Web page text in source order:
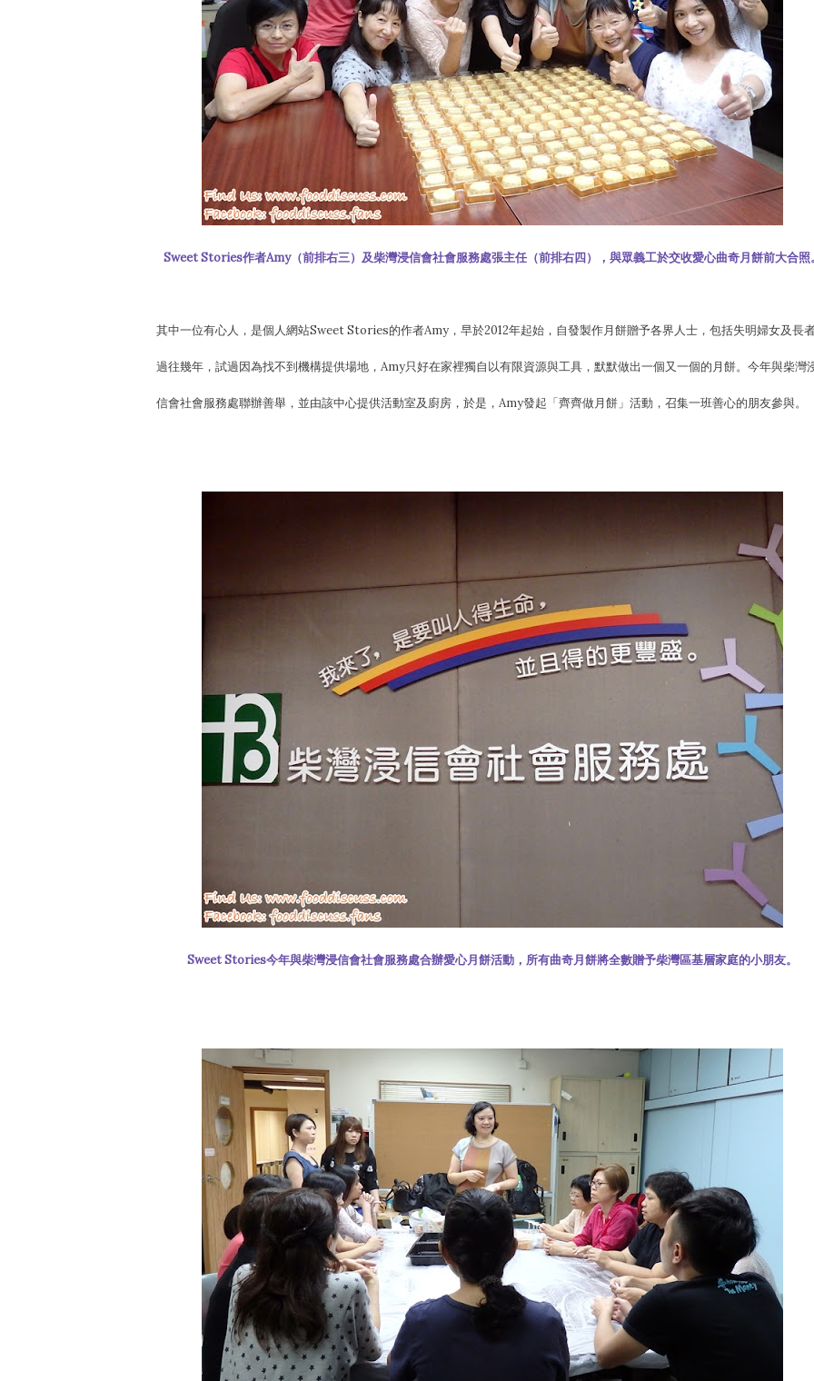
Sweet Stories作者Amy（前排右三）及柴灣浸信會社會服務處張主任（前排右四），與眾義工於交收愛心曲奇月餅前大合照。
其中一位有心人，是個人網站Sweet Stories的作者Amy，早於2012年起始，自發製作月餅贈予各界人士，包括失明婦女及長者
過往幾年，試過因為找不到機構提供場地，Amy只好在家裡獨自以有限資源與工具，默默做出一個又一個的月餅。今年與柴灣
信會社會服務處聯辦善舉，並由該中心提供活動室及廚房，於是，Amy發起「齊齊做月餅」活動，召集一班善心的朋友參與。
Sweet Stories今年與柴灣浸信會社會服務處合辦愛心月餅活動，所有曲奇月餅將全數贈予柴灣區基層家庭的小朋友。